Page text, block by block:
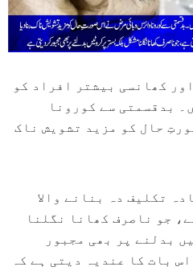
کھانسی بیشتر افراد کو
بدقسمتی سے کورونا
حال کو مزید تشویش ناک
تکلیف دہ بنانے والا
جو ناصرف کھانا نگلنا
بدلنے پر بھی مجبور
بات کا عندیہ دیتی ہے کہ